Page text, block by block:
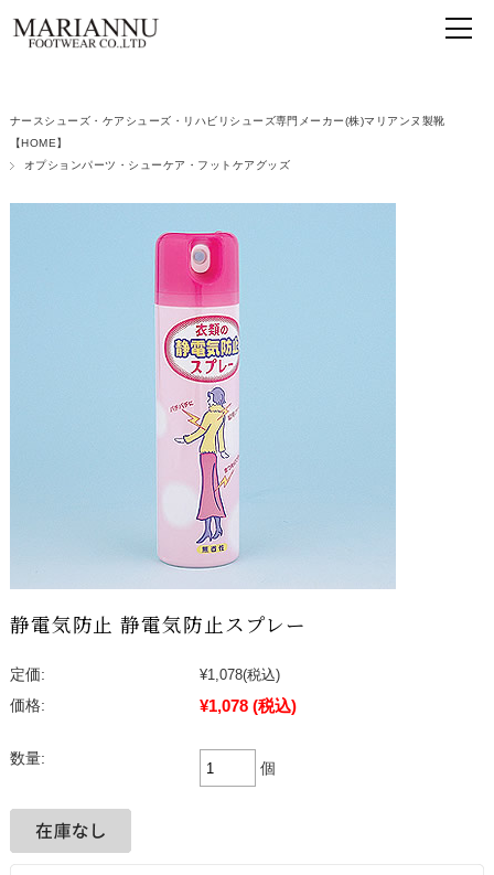
ナースシューズ・ケアシューズ・リハビリシューズ専門メーカー(株)マリアンヌ製靴
【HOME】
オプションパーツ・シューケア・フットケアグッズ
静電気防止 静電気防止スプレー
定価: ¥1,078(税込)
価格:
¥1,078 (税込)
数量:
個